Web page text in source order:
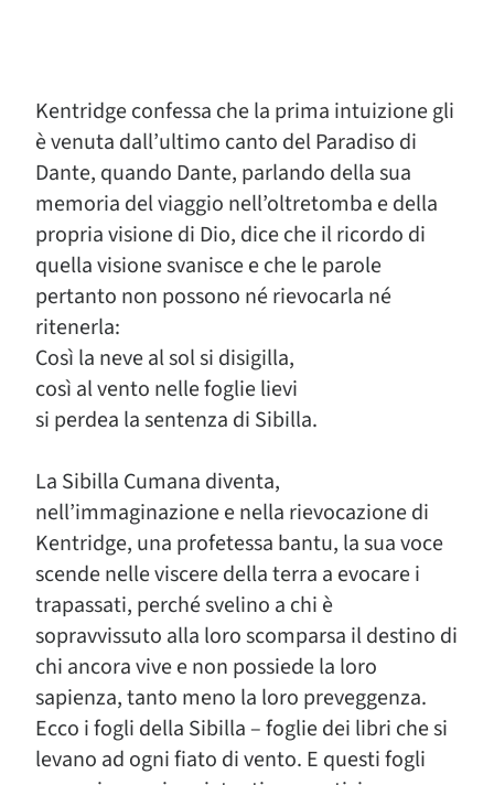
Kentridge confessa che la prima intuizione gli
è venuta dall’ultimo canto del Paradiso di
Dante, quando Dante, parlando della sua
memoria del viaggio nell’oltretomba e della
propria visione di Dio, dice che il ricordo di
quella visione svanisce e che le parole
pertanto non possono né rievocarla né
ritenerla:
Così la neve al sol si disigilla,
così al vento nelle foglie lievi
si perdea la sentenza di Sibilla.
La Sibilla Cumana diventa,
nell’immaginazione e nella rievocazione di
Kentridge, una profetessa bantu, la sua voce
scende nelle viscere della terra a evocare i
trapassati, perché svelino a chi è
sopravvissuto alla loro scomparsa il destino di
chi ancora vive e non possiede la loro
sapienza, tanto meno la loro preveggenza.
Ecco i fogli della Sibilla – foglie dei libri che si
levano ad ogni fiato di vento. E questi fogli